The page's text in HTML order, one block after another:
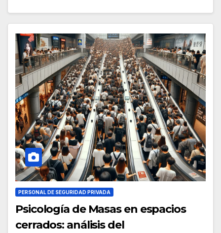
PERSONAL DE SEGURIDAD PRIVADA
Psicología de Masas en espacios
cerrados: análisis del